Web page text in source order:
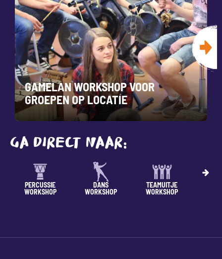
VOOR
LIVE LOOPING
JONGEREN
GA DIRECT NAAR:
DANS
WORKSHOP
TEAMUITJE
WORKSHOP
SPORT
WORKSHOP